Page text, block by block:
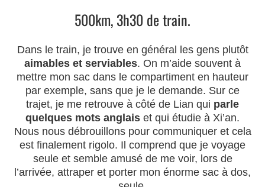
500km, 3h30 de train.
Dans le train, je trouve en général les gens plutôt
aimables et serviables. On m’aide souvent à
mettre mon sac dans le compartiment en hauteur
par exemple, sans que je le demande. Sur ce
trajet, je me retrouve à côté de Lian qui parle
quelques mots anglais et qui étudie à Xi’an.
Nous nous débrouillons pour communiquer et cela
est finalement rigolo. Il comprend que je voyage
seule et semble amusé de me voir, lors de
l’arrivée, attraper et porter mon énorme sac à dos,